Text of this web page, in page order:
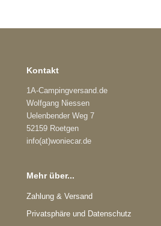
Kontakt
1A-Campingversand.de
Wolfgang Niessen
Uelenbender Weg 7
52159 Roetgen
info(at)woniecar.de
Mehr über...
Zahlung & Versand
Privatsphäre und Datenschutz